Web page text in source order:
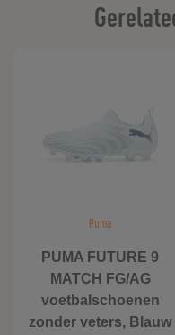
Puma
PUMA FUTURE 9
MATCH FG/AG
voetbalschoenen
zonder veters, Blauw